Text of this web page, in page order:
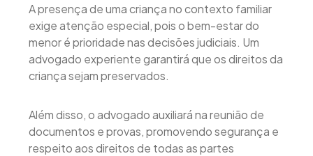
A presença de uma criança no contexto familiar
exige atenção especial, pois o bem-estar do
menor é prioridade nas decisões judiciais. Um
advogado experiente garantirá que os direitos da
criança sejam preservados.
Além disso, o advogado auxiliará na reunião de
documentos e provas, promovendo segurança e
respeito aos direitos de todas as partes